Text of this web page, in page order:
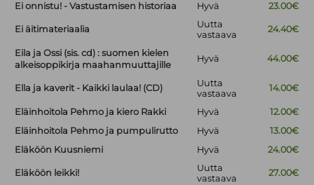
Ei onnistu! - Vastustamisen historiaa
Hyvä 23.00€
Ei äitimateriaalia
Uutta
vastaava
24.40€
Eila ja Ossi (sis. cd) : suomen kielen
alkeisoppikirja maahanmuuttajille
Hyvä 44.00€
Ella ja kaverit - Kaikki laulaa! (CD)
Uutta
vastaava
14.00€
Eläinhoitola Pehmo ja kiero Rakki Hyvä
12.00€
Eläinhoitola Pehmo ja pumpulirutto
Hyvä
13.00€
Eläköön Kuusniemi
Hyvä 24.00€
Eläköön leikki!
Uutta
vastaava
27.00€